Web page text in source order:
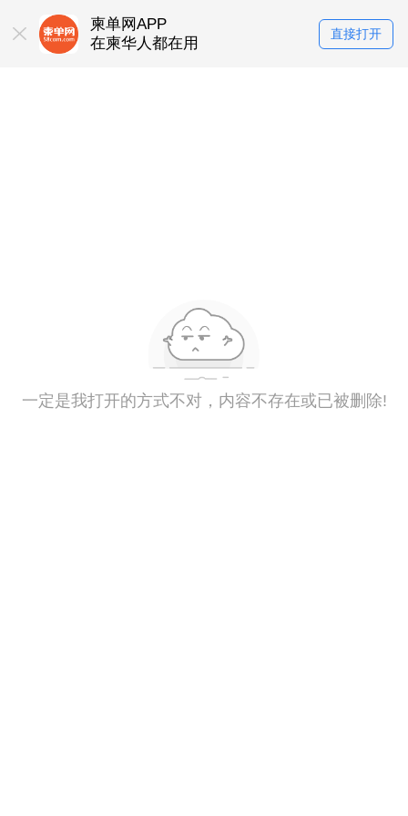
柬单网APP
在柬华人都在用
直接打开
一定是我打开的方式不对，内容不存在或已被删除!